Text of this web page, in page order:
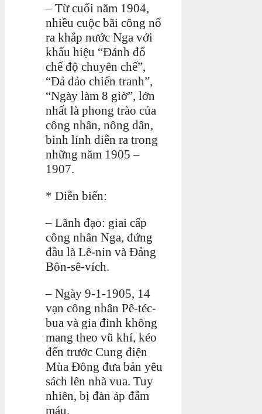
– Từ cuối năm 1904,
nhiều cuộc bãi công nổ
ra khắp nước Nga với
khẩu hiệu “Đánh đổ
chế độ chuyên chế”,
“Đả đảo chiến tranh”,
“Ngày làm 8 giờ”, lớn
nhất là phong trào của
công nhân, nông dân,
binh lính diễn ra trong
những năm 1905 –
1907.
* Diễn biến:
– Lãnh đạo: giai cấp
công nhân Nga, đứng
đầu là Lê-nin và Đảng
Bôn-sê-vích.
– Ngày 9-1-1905, 14
vạn công nhân Pê-téc-
bua và gia đình không
mang theo vũ khí, kéo
đến trước Cung điện
Mùa Đông đưa bản yêu
sách lên nhà vua. Tuy
nhiên, bị đàn áp đẫm
máu.